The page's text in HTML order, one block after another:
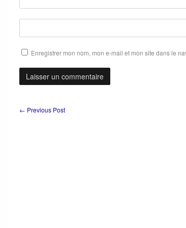
Enregistrer mon nom, mon e-mail et mon site dans le
← Previous Post